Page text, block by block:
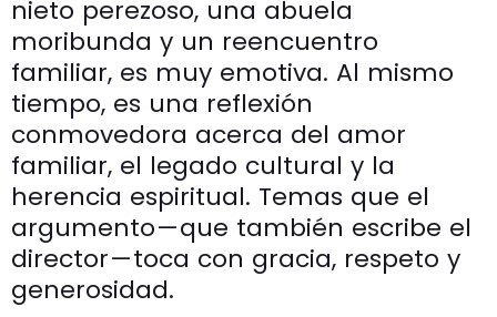
nieto perezoso, una abuela
moribunda y un reencuentro
familiar, es muy emotiva. Al mismo
tiempo, es una reflexión
conmovedora acerca del amor
familiar, el legado cultural y la
herencia espiritual. Temas que el
argumento — que también escribe el
director — toca con gracia, respeto y
generosidad.